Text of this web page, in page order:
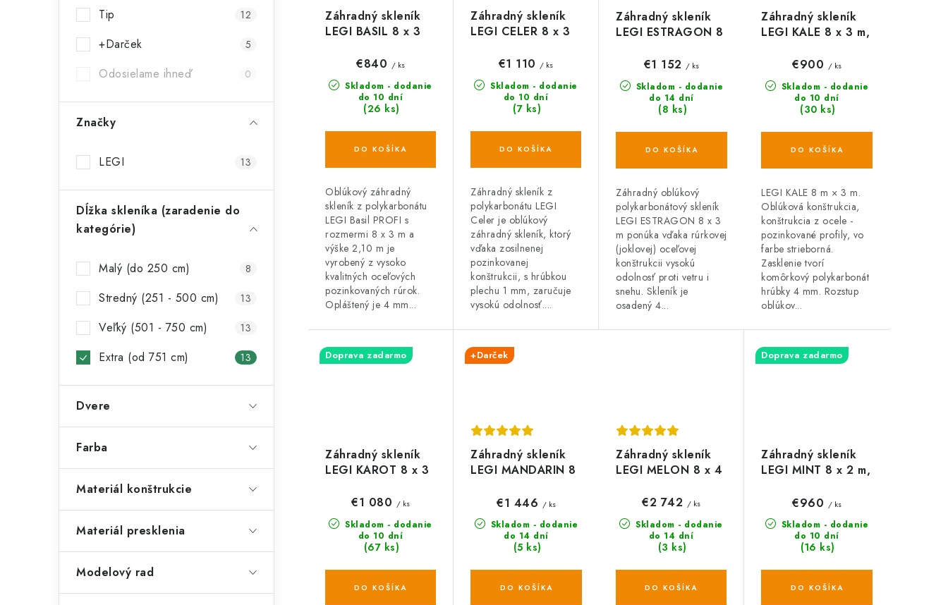
Tip 12
+Darček 5
Odosielame ihneď 0
Značky
LEGI 13
Dĺžka skleníka (zaradenie do
kategórie)
Malý (do 250 cm) 8
Stredný (251 - 500 cm) 13
Veľký (501 - 750 cm) 13
Extra (od 751 cm) 13
Dvere
Farba
Materiál konštrukcie
Materiál presklenia
Modelový rad
e
p
o
d
k
t
o
v
Záhradný skleník
LEGI BASIL 8 x 3
Skladom - dodanie
do 10 dní
(26 ks)
€840 / ks
DO KOŠÍKA
Oblúkový záhradný
skleník z polykarbonátu
LEGI Basil PROFI s
rozmermi 8 x 3 m a
výške 2,10 m je
vyrobený z vysoko
kvalitných oceľových
pozinkovaných rúrok.
Opláštený je 4 mm...
Záhradný skleník
LEGI CELER 8 x 3
Skladom - dodanie
do 10 dní
(7 ks)
€1 110 / ks
DO KOŠÍKA
Záhradný skleník z
polykarbonátu LEGI
Celer je oblúkový
záhradný skleník, ktorý
vďaka zosilnenej
pozinkovanej
konštrukcii, s hrúbkou
plechu 1 mm, zaručuje
vysokú odolnosť....
Záhradný skleník
LEGI ESTRAGON 8
Skladom - dodanie
do 14 dní
(8 ks)
€1 152 / ks
DO KOŠÍKA
Záhradný oblúkový
polykarbonátový skleník
LEGI ESTRAGON 8 x 3
m ponúka vďaka rúrkovej
(joklovej) oceľovej
konštrukcii vysokú
odolnosť proti vetru i
snehu. Skleník je
osadený 4...
Záhradný skleník
LEGI KALE 8 x 3 m,
Skladom - dodanie
do 10 dní
(30 ks)
€900 / ks
DO KOŠÍKA
LEGI KALE 8 m × 3 m.
Oblúková konštrukcia,
konštrukcia z ocele -
pozinkované profily, vo
farbe strieborná.
Zasklenie tvorí
komôrkový polykarbonát
hrúbky 4 mm. Rozstup
oblúkov...
Záhradný skleník
LEGI KAROT 8 x 3
Doprava zadarmo
Skladom - dodanie
do 10 dní
(67 ks)
€1 080 / ks
DO KOŠÍKA
Záhradný skleník
LEGI MANDARIN 8
+Darček
Skladom - dodanie
do 14 dní
(5 ks)
€1 446 / ks
DO KOŠÍKA
Záhradný skleník
LEGI MELON 8 x 4
Skladom - dodanie
do 14 dní
(3 ks)
€2 742 / ks
DO KOŠÍKA
Záhradný skleník
LEGI MINT 8 x 2 m,
Doprava zadarmo
Skladom - dodanie
do 10 dní
(16 ks)
€960 / ks
DO KOŠÍKA